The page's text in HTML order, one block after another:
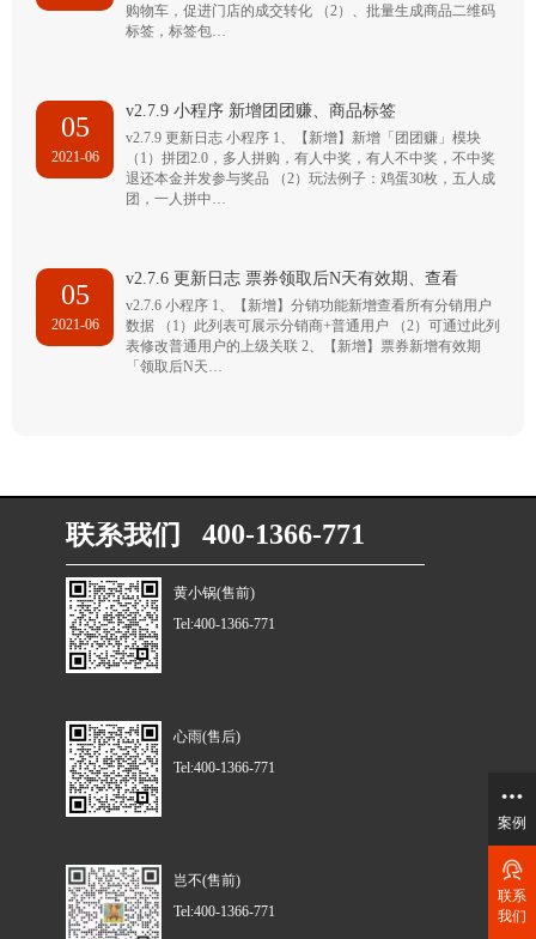
购物车，促进门店的成交转化 （2）、批量生成商品二维码
标签，标签包…
05
2021-06
v2.7.9 小程序 新增团团赚、商品标签
v2.7.9 更新日志 小程序 1、【新增】新增「团团赚」模块
（1）拼团2.0，多人拼购，有人中奖，有人不中奖，不中奖
退还本金并发参与奖品 （2）玩法例子：鸡蛋30枚，五人成
团，一人拼中…
05
2021-06
v2.7.6 更新日志 票券领取后N天有效期、查看
v2.7.6 小程序 1、【新增】分销功能新增查看所有分销用户
数据 （1）此列表可展示分销商+普通用户 （2）可通过此列
表修改普通用户的上级关联 2、【新增】票券新增有效期
「领取后N天…
联系我们 400-1366-771
黄小锅(售前)
Tel:400-1366-771
心雨(售后)
Tel:400-1366-771
岂不(售前)
Tel:400-1366-771
案例
联系
我们